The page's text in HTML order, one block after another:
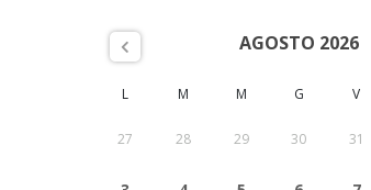
AGOSTO 2026
L M M G V
27 28 29 30 31